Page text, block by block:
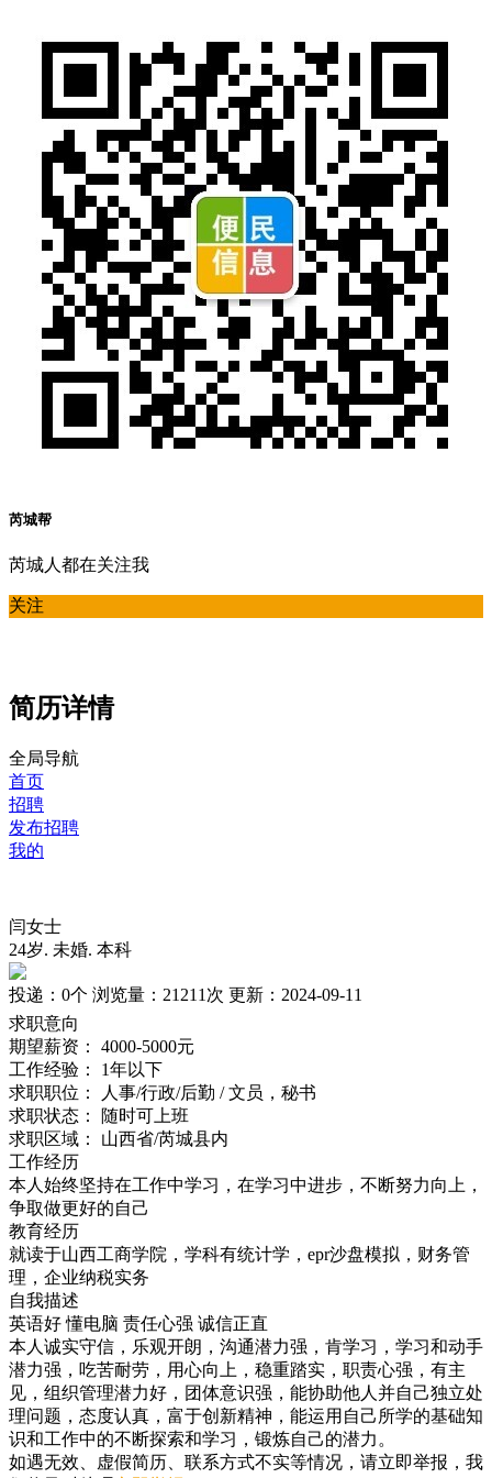
芮城帮
芮城人都在关注我
关注
简历详情
全局导航
首页
招聘
发布招聘
我的
闫女士
24岁. 未婚. 本科
投递： 0个 浏览量： 21211次 更新： 2024-09-11
求职意向
期望薪资：
4000-5000元
工作经验：
1年以下
求职职位：
人事/行政/后勤 / 文员，秘书
求职状态：
随时可上班
求职区域：
山西省/芮城县内
工作经历
本人始终坚持在工作中学习，在学习中进步，不断努力向上，
争取做更好的自己
教育经历
就读于山西工商学院，学科有统计学，epr沙盘模拟，财务管
理，企业纳税实务
自我描述
英语好 懂电脑 责任心强 诚信正直
本人诚实守信，乐观开朗，沟通潜力强，肯学习，学习和动手
潜力强，吃苦耐劳，用心向上，稳重踏实，职责心强，有主
见，组织管理潜力好，团体意识强，能协助他人并自己独立处
理问题，态度认真，富于创新精神，能运用自己所学的基础知
识和工作中的不断探索和学习，锻炼自己的潜力。
如遇无效、虚假简历、联系方式不实等情况，请立即举报，我